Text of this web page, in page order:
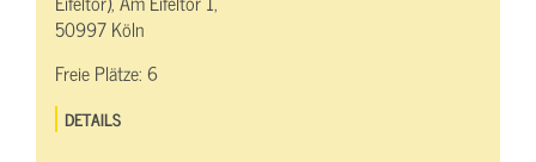
50997 Köln
Freie Plätze:6
DETAILS